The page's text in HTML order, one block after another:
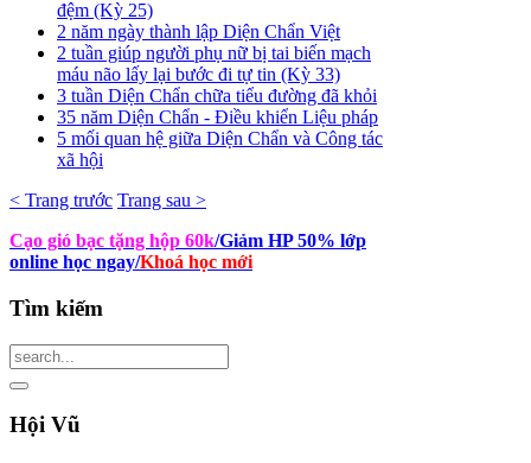
đệm (Kỳ 25)
2 năm ngày thành lập Diện Chẩn Việt
2 tuần giúp người phụ nữ bị tai biến mạch
máu não lấy lại bước đi tự tin (Kỳ 33)
3 tuần Diện Chẩn chữa tiểu đường đã khỏi
35 năm Diện Chẩn - Điều khiển Liệu pháp
5 mối quan hệ giữa Diện Chẩn và Công tác
xã hội
< Trang trước Trang sau >
Cạo gió bạc tặng hộp 60k/Giảm HP 50% lớp
online học ngay/Khoá học mới
Tìm kiếm
Hội Vũ